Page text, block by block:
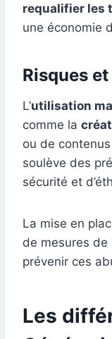
requalifier les
une économie
Risques
L’utilisation
comme la
ou de
soulève des
sécurité et
La mise en
de mesures
prévenir ces
Les